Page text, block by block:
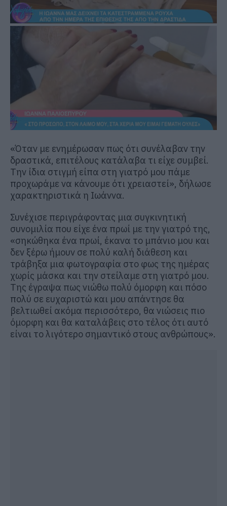
«Όταν με ενημέρωσαν πως ότι συνέλαβαν την
δραστικά, επιτέλους κατάλαβα τι είχε συμβεί.
Την ίδια στιγμή είπα στη γιατρό μου πάμε
προχωράμε να κάνουμε ότι χρειαστεί», δήλωσε
χαρακτηριστικά η Ιωάννα.
Συνέχισε περιγράφοντας μια συγκινητική
συνομιλία που είχε ένα πρωί με την γιατρό της,
«σηκώθηκα ένα πρωί, έκανα το μπάνιο μου και
δεν ξέρω ήμουν σε πολύ καλή διάθεση και
τράβηξα μια φωτογραφία στο φως της ημέρας
χωρίς μάσκα και την στείλαμε στη γιατρό μου.
Της έγραψα πως νιώθω πολύ όμορφη και πόσο
πολύ σε ευχαριστώ και μου απάντησε θα
βελτιωθεί ακόμα περισσότερο, θα νιώσεις πιο
όμορφη και θα καταλάβεις στο τέλος ότι αυτό
είναι το λιγότερο σημαντικό στους ανθρώπους».